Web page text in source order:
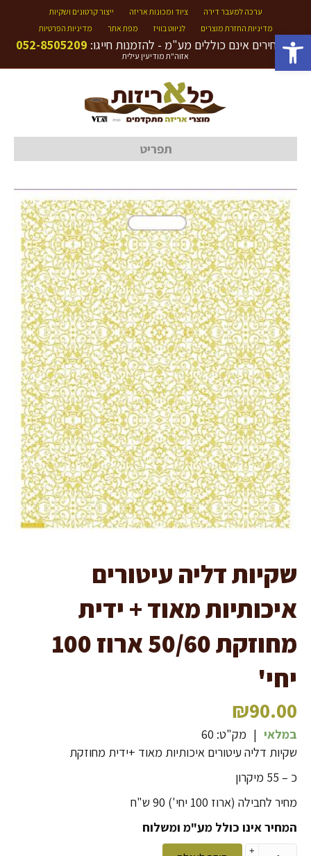
פתח סרגל נגישות
ערכה למעבר דירה ציוד ומכונות אריזה
ייצור קרטונים ושקיות
מדיניות החזרת מוצרים
לניווט בוויז מפת אתר מדיניות הפרטיות
המחירים אינם כוללים מע"מ - להזמנות חייגו: 052-8505209
אזוה"ת מודיעין עילית
תפריט
שקיות דליה עיטורים
איכותיות מאוד + ידית
מחוזקת 50/60 ארוז 100
יחי'
₪90.00
במלאי | מק"ט: 60
שקיות דליה עיטורים איכותיות מאוד +ידית מחוזקת
כ – 55 מיקרון
מחיר לחבילה (ארוז 100 יחי') 90 ש"ח
המחיר אינו כולל מע"מ ומשלוח
+